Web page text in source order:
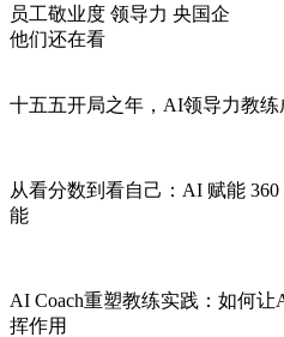
员工敬业度 领导力 央国企
他们还在看
十五五开局之年，AI领导力教
从看分数到看自己：AI 赋能
能
AI Coach重塑教练实践：如何
挥作用